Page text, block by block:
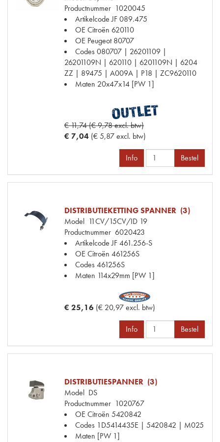
Productnummer 1020045
Artikelcode JF089.475
OE Citroën 620110
OE Peugeot 80707
Codes080707 | 26201109 |
26201109N | 620110 | 6201109N | 6204
ZZ | 89475 | A009A | P18 | ZC9620110
Maten 20x47x14 [PW 1]
€ 11,74 (€ 9,78 excl. btw)
€ 7,04 (€ 5,87 excl. btw)
Info Bestel
DISTRIBUTIEKETTING SPANNER (3)
Model 11CV/15CV/ID 19
Productnummer 6020423
Artikelcode JF461.256-S
OE Citroën 461256S
Codes461256S
Maten 114x29mm [PW 1]
€ 25,16 (€ 20,97 excl. btw)
Info Bestel
DISTRIBUTIESPANNER (3)
Model DS
Productnummer 1020767
OE Citroën 5420842
Codes 1D5414435E | 5420842 | M025
Maten [PW 1]